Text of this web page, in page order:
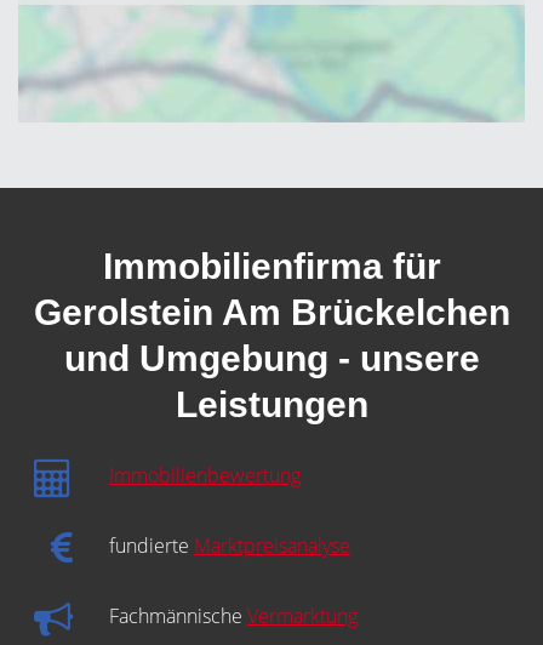
Immobilienfirma für
Gerolstein Am Brückelchen
und Umgebung - unsere
Leistungen
Immobilienbewertung
fundierte Marktpreisanalyse
Fachmännische Vermarktung